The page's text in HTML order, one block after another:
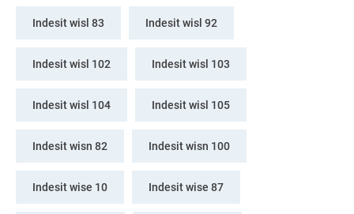
Indesit wisl 83 Indesit wisl 92
Indesit wisl 102 Indesit wisl 103
Indesit wisl 104 Indesit wisl 105
Indesit wisn 82 Indesit wisn 100
Indesit wise 10 Indesit wise 87